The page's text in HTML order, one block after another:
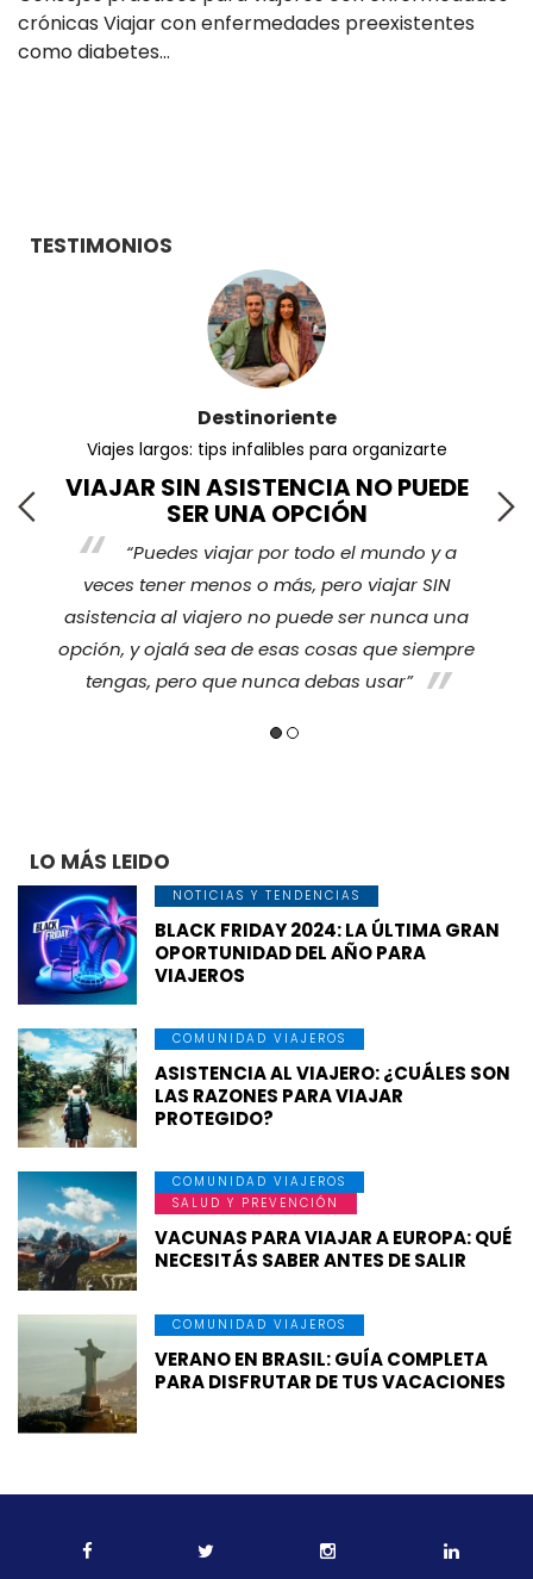
crónicas Viajar con enfermedades preexistentes
como diabetes…
TESTIMONIOS
Destinoriente
Viajes largos: tips infalibles para organizarte
VIAJAR SIN ASISTENCIA NO PUEDE
SER UNA OPCIÓN
“Puedes viajar por todo el mundo y a
veces tener menos o más, pero viajar SIN
asistencia al viajero no puede ser nunca una
opción, y ojalá sea de esas cosas que siempre
tengas, pero que nunca debas usar”
LO MÁS LEIDO
NOTICIAS Y TENDENCIAS
BLACK FRIDAY 2024: LA ÚLTIMA GRAN
OPORTUNIDAD DEL AÑO PARA
VIAJEROS
COMUNIDAD VIAJEROS
ASISTENCIA AL VIAJERO: ¿CUÁLES SON
LAS RAZONES PARA VIAJAR
PROTEGIDO?
COMUNIDAD VIAJEROS
SALUD Y PREVENCIÓN
VACUNAS PARA VIAJAR A EUROPA: QUÉ
NECESITÁS SABER ANTES DE SALIR
COMUNIDAD VIAJEROS
VERANO EN BRASIL: GUÍA COMPLETA
PARA DISFRUTAR DE TUS VACACIONES